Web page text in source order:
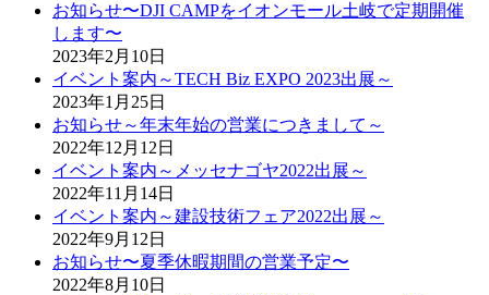
お知らせ〜DJI CAMPをイオンモール土岐で定期開催
します〜
2023年2月10日
イベント案内～TECH Biz EXPO 2023出展～
2023年1月25日
お知らせ～年末年始の営業につきまして～
2022年12月12日
イベント案内～メッセナゴヤ2022出展～
2022年11月14日
イベント案内～建設技術フェア2022出展～
2022年9月12日
お知らせ〜夏季休暇期間の営業予定〜
2022年8月10日